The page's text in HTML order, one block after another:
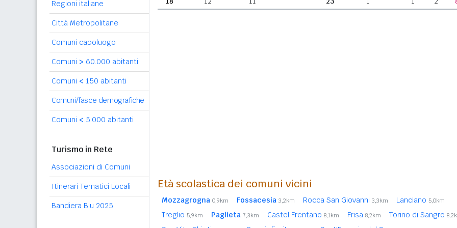
Regioni italiane
Città Metropolitane
Comuni capoluogo
Comuni > 60.000 abitanti
Comuni < 150 abitanti
Comuni/fasce demografiche
Comuni < 5.000 abitanti
Turismo in Rete
Associazioni di Comuni
Itinerari Tematici Locali
Bandiera Blu 2025
Età scolastica dei comuni vicini
Mozzagrogna 0,9km Fossacesia 3,2km Rocca San Giovanni 3,3km Lanciano 5,0km
Treglio 5,9km Paglieta 7,3km Castel Frentano 8,1km Frisa 8,2km Torino di Sangro